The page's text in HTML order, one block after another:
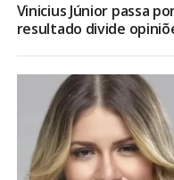
Vinicius Júnior passa
resultado divide